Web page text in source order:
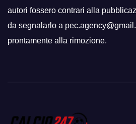
autori fossero contrari alla
da segnalarlo a
prontamente alla rimozione.